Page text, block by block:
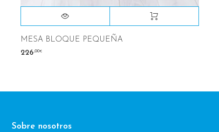
MESA BLOQUE PEQUEÑA
226,00€
Sobre nosotros